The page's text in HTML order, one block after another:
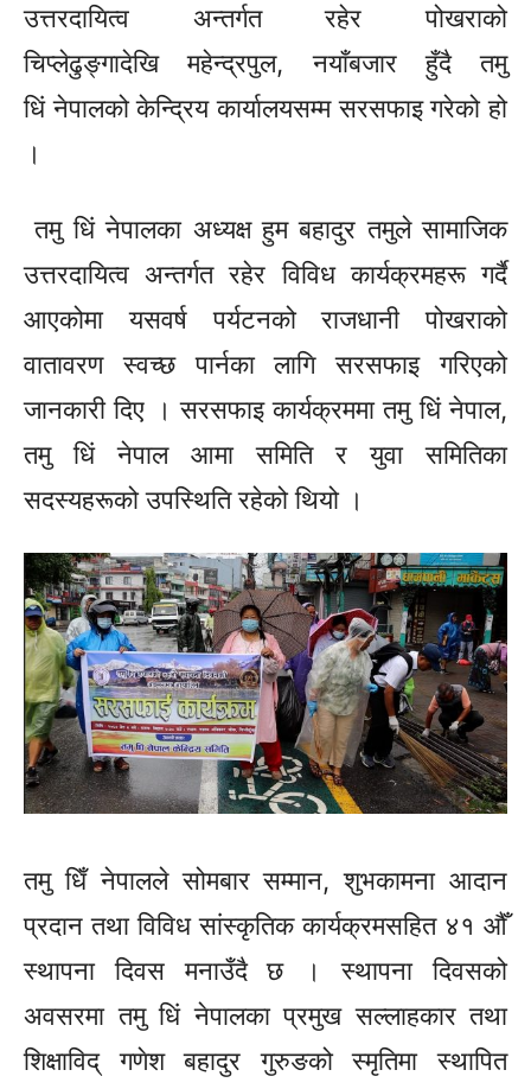
उत्तरदायित्व अन्तर्गत रहेर पोखराको
चिप्लेढुङ्गादेखि महेन्द्रपुल, नयाँबजार हुँदै तमु
धिंनेपालको केन्द्रियकार्यालयसम्म सरसफाइगरेको हो
।
तमुधिंनेपालका अध्यक्षहुमबहादुर तमुले सामाजिक
उत्तरदायित्व अन्तर्गत रहेर विविधकार्यक्रमहरूगर्दै
आएकोमा यसवर्ष पर्यटनको राजधानी पोखराको
वातावरण स्वच्छ पार्नका लागिसरसफाइगरिएको
जानकारी दिए ।सरसफाइकार्यक्रममा तमुधिंनेपाल,
तमुधिंनेपाल आमा समिति र युवा समितिका
सदस्यहरूकोउपस्थिति रहेको थियो ।
तमुधिँनेपालले सोमबार सम्मान, शुभकामना आदान
प्रदान तथा विविधसांस्कृतिककार्यक्रमसहित ४१ औँ
स्थापना दिवस मनाउँदै छ । स्थापना दिवसको
अवसरमा तमुधिंनेपालका प्रमुख सल्लाहकार तथा
शिक्षाविद्गणेश बहादुर गुरुङको स्मृतिमा स्थापित